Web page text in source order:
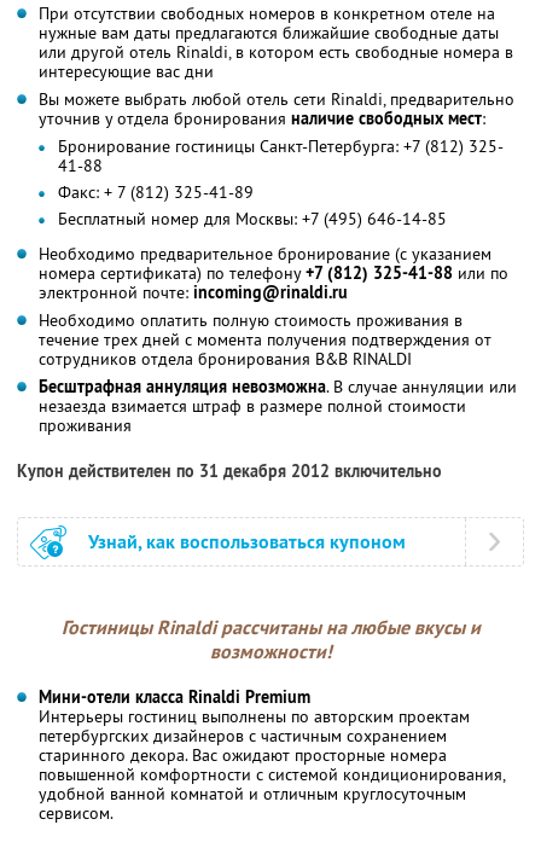
При отсутствии свободных номеров в конкретном отеле на
нужные вам даты предлагаются ближайшие свободные даты
или другой отель Rinaldi, в котором есть свободные номера в
интересующие вас дни
Вы можете выбрать любой отель сети Rinaldi, предварительно
уточнив у отдела бронирования наличие свободных мест:
Бронирование гостиницы Санкт-Петербурга: +7 (812) 325-
41-88
Факс: + 7 (812) 325-41-89
Бесплатный номер для Москвы: +7 (495) 646-14-85
Необходимо предварительное бронирование (с указанием
номера сертификата) по телефону+7 (812) 325-41-88 или по
электронной почте: incoming@rinaldi.ru
Необходимо оплатить полную стоимость проживания в
течение трех дней с момента получения подтверждения от
сотрудников отдела бронирования B&B RINALDI
Бесштрафная аннуляция невозможна. В случае аннуляции или
незаезда взимается штраф в размере полной стоимости
проживания
Купон действителен по 31 декабря 2012 включительно
Узнай, как воспользоваться купоном
Гостиницы Rinaldi рассчитаны на любые вкусы и
возможности!
Мини-отели класса Rinaldi Premium
Интерьеры гостиниц выполнены по авторским проектам
петербургских дизайнеров с частичным сохранением
старинного декора. Вас ожидают просторные номера
повышенной комфортности с системой кондиционирования,
удобной ванной комнатой и отличным круглосуточным
сервисом.